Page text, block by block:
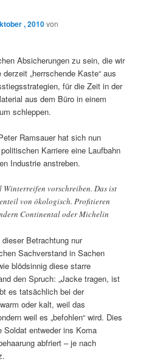
, 2010von
Absicherungen zu sein, die wir
„herrschende Kaste“ aus
für die Zeit in der
aus dem Büro in einem
schleppen.
Ramsauer hat sich nun
Karriere eine Laufbahn
Industrie anstreben.
vorschreiben. Das ist
von ökologisch. Profitieren
Continental oder Michelin
Betrachtung nur
Sachverstand in Sachen
blödsinnig diese starre
den Spruch: „Jacke tragen, ist
es tatsächlich bei der
oder kalt, weil das
weil es „befohlen“ wird. Dies
entweder ins Koma
abfriert – je nach